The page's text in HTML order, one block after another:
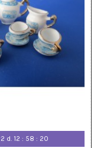
d. 12 :58 :18